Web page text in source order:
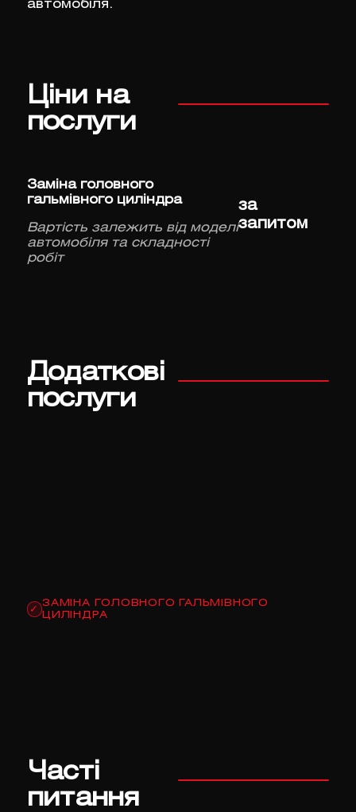
автомобіля.
Ціни на
послуги
Заміна головного
гальмівного циліндра
Вартість залежить від моделі
автомобіля та складності
робіт
за
запитом
Додаткові
послуги
✓
ЗАМІНА ГОЛОВНОГО ГАЛЬМІВНОГО
ЦИЛІНДРА
Часті
питання